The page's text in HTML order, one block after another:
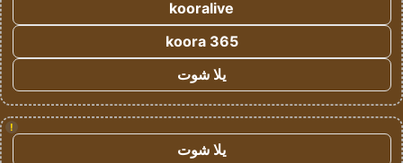
kooralive
koora 365
يلا شوت
!
يلا شوت